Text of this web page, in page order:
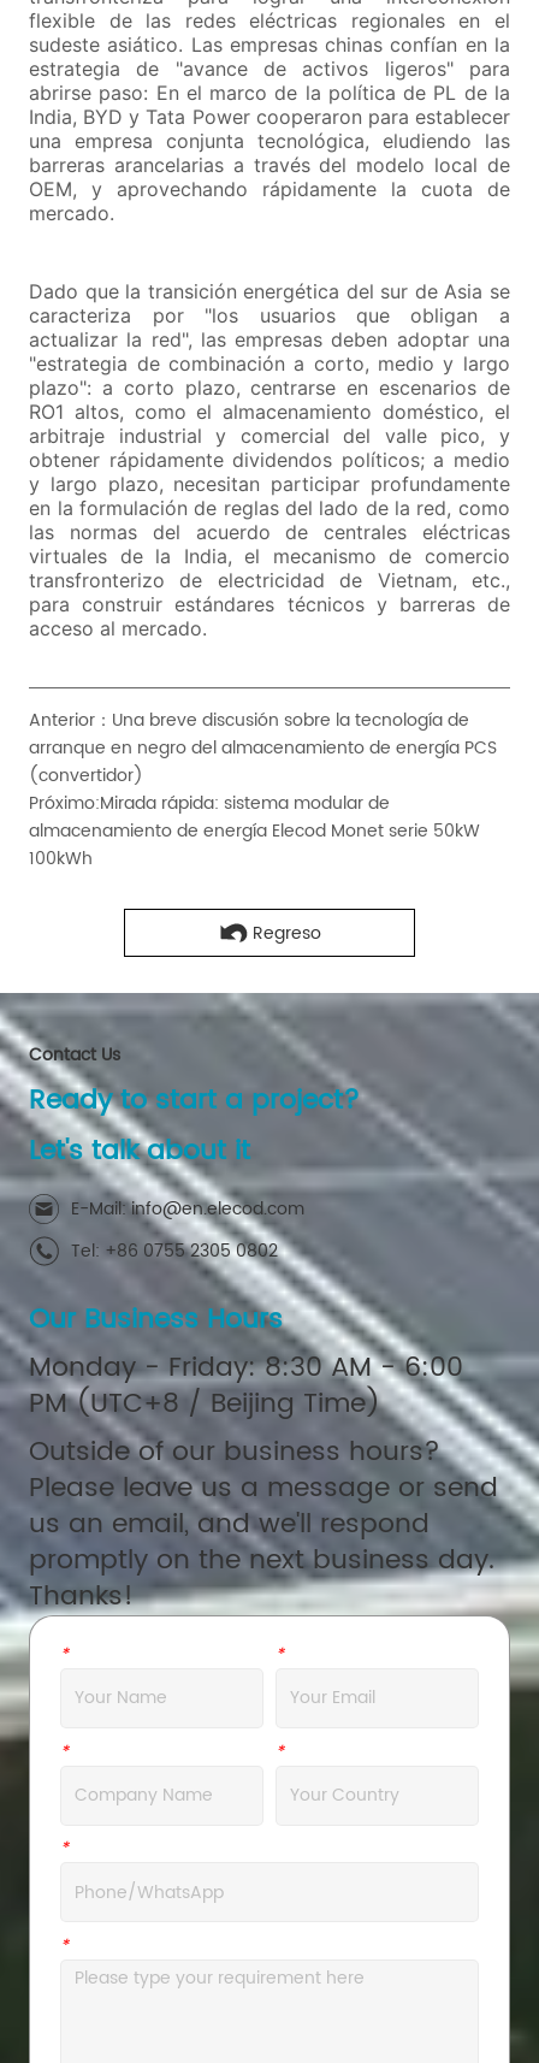
Anterior： Una breve discusión sobre la tecnología de
arranque en negro del almacenamiento de energía PCS
(convertidor)
Próximo:Mirada rápida: sistema modular de
almacenamiento de energía Elecod Monet serie 50kW
100kWh
Regreso
Contact Us
Ready to start a project?
Let's talk about it
E-Mail: info@en.elecod.com
Tel: +86 0755 2305 0802
Our Business Hours
Monday - Friday: 8:30 AM - 6:00
PM (UTC+8 / Beijing Time)
Outside of our business hours?
Please leave us a message or send
us an email, and we'll respond
promptly on the next business day.
Thanks!
*Name *Email
*Company *Address
*WhatsApp
*Message